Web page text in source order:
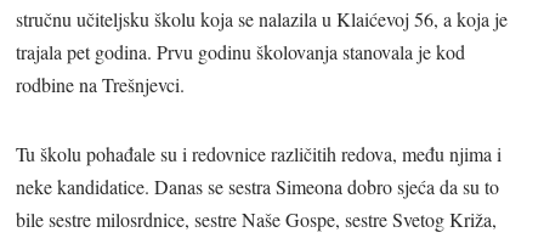
stručnu učiteljsku školu koja se nalazila u Klaićevoj 56, a koja je
trajala pet godina. Prvu godinu školovanja stanovala je kod
rodbine na Trešnjevci.
Tu školu pohađale su i redovnice različitih redova, među njima i
neke kandidatice. Danas se sestra Simeona dobro sjeća da su to
bile sestre milosrdnice, sestre Naše Gospe, sestre Svetog Križa,